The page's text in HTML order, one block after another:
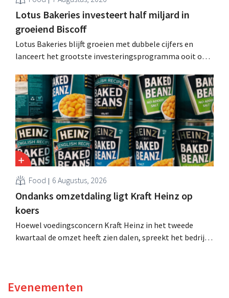
Lotus Bakeries investeert half miljard in
groeiend Biscoff
Lotus Bakeries blijft groeien met dubbele cijfers en
lanceert het grootste investeringsprogramma ooit om
moeten dit momentum grijpen”.
Food 6 Augustus, 2026
Ondanks omzetdaling ligt Kraft Heinz op
koers
Hoewel voedingsconcern Kraft Heinz in het tweede
kwartaal de omzet heeft zien dalen, spreekt het bedrijf
Evenementen